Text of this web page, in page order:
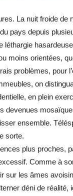
La nuit froide
pays depuis
léthargie
moins orientées,
problèmes, pour
on
en plein
devenues
ensemble.
sorte.
plus proches,
Comme à
sur les âmes
déni de